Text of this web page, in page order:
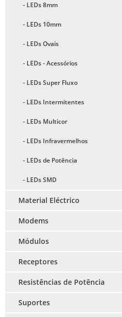
- LEDs 8mm
- LEDs 10mm
- LEDs Ovais
- LEDs - Acessórios
- LEDs Super Fluxo
- LEDs Intermitentes
- LEDs Multicor
- LEDs Infravermelhos
- LEDs de Potência
- LEDs SMD
Material Eléctrico
Modems
Módulos
Receptores
Resistências de Potência
Suportes